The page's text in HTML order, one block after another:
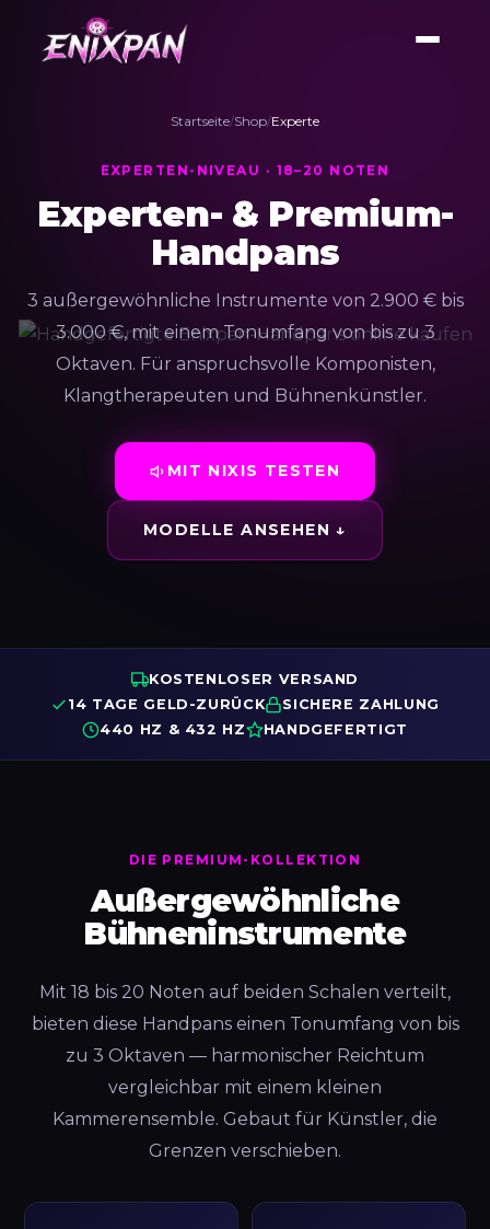
Startseite/Shop/Experte
EXPERTEN-NIVEAU · 18–20 NOTEN
Experten- & Premium-
Handpans
3 außergewöhnliche Instrumente von 2.900 € bis
3.000 €, mit einem Tonumfang von bis zu 3
Oktaven. Für anspruchsvolle Komponisten,
Klangtherapeuten und Bühnenkünstler.
MIT NIXIS TESTEN
MODELLE ANSEHEN ↓
KOSTENLOSER VERSAND
14 TAGE GELD-ZURÜCK
SICHERE ZAHLUNG
440 HZ & 432 HZ
HANDGEFERTIGT
DIE PREMIUM-KOLLEKTION
Außergewöhnliche
Bühneninstrumente
Mit 18 bis 20 Noten auf beiden Schalen verteilt,
bieten diese Handpans einen Tonumfang von bis
zu 3 Oktaven — harmonischer Reichtum
vergleichbar mit einem kleinen
Kammerensemble. Gebaut für Künstler, die
Grenzen verschieben.